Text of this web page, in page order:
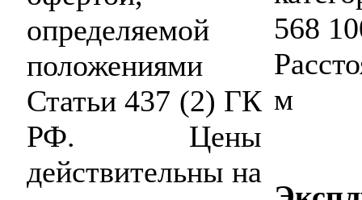
определяемой
положениями
Статьи 437 (2) ГК
РФ. Цены
действительны на
568
м